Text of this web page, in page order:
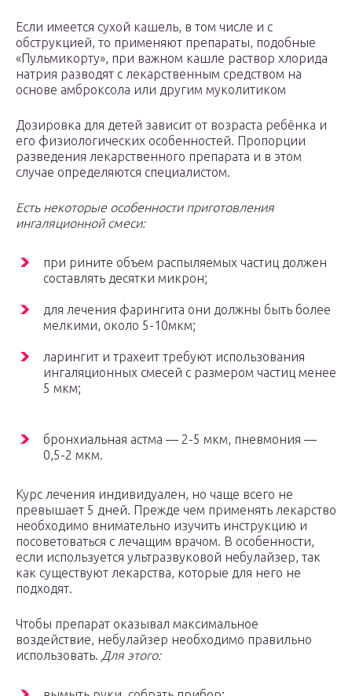
Если имеется сухой кашель, в том числе и с
обструкцией, то применяют препараты, подобные
«Пульмикорту», при важном кашле раствор хлорида
натрия разводят с лекарственным средством на
основе амброксола или другим муколитиком
Дозировка для детей зависит от возраста ребёнка и
его физиологических особенностей. Пропорции
разведения лекарственного препарата и в этом
случае определяются специалистом.
Есть некоторые особенности приготовления
ингаляционной смеси:
при рините объем распыляемых частиц должен
составлять десятки микрон;
для лечения фарингита они должны быть более
мелкими, около 5-10мкм;
ларингит и трахеит требуют использования
ингаляционных смесей с размером частиц менее
5 мкм;
бронхиальная астма — 2-5 мкм, пневмония —
0,5-2 мкм.
Курс лечения индивидуален, но чаще всего не
превышает 5 дней. Прежде чем применять лекарство
необходимо внимательно изучить инструкцию и
посоветоваться с лечащим врачом. В особенности,
если используется ультразвуковой небулайзер, так
как существуют лекарства, которые для него не
подходят.
Чтобы препарат оказывал максимальное
воздействие, небулайзер необходимо правильно
использовать. Для этого: